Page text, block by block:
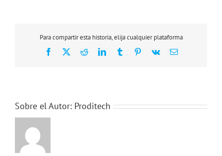
SEGURIDAD
PÚBLICA
Para compartir esta historia, elija cualquier plataforma
Facebook
X RedditLinkedInTumblrPinterest
Vk
Correo
Sobre el Autor: Proditech